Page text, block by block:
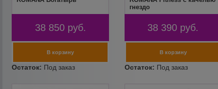
38 850 руб.
гнездо
38 390 руб.